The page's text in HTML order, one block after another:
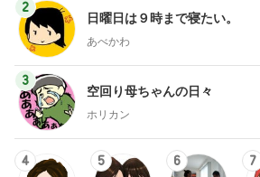
2
日曜日は９時まで寝たい。
あべかわ
3
空回り母ちゃんの日々
ホリカン
4 5 6 7